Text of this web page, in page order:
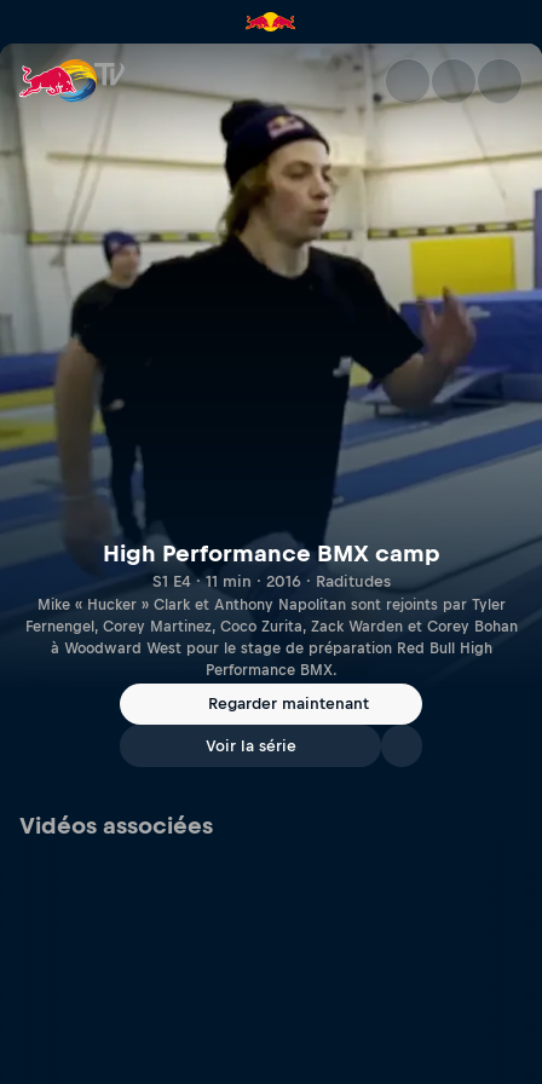
High Performance BMX
High Performance BMX camp
S1 E4 · 11 min · 2016 · Raditudes
Mike « Hucker » Clark et Anthony Napolitan sont rejoints par Tyler
Fernengel, Corey Martinez, Coco Zurita, Zack Warden et Corey Bohan
à Woodward West pour le stage de préparation Red Bull High
Performance BMX.
Regarder maintenant
Voir la série
Vidéos associées